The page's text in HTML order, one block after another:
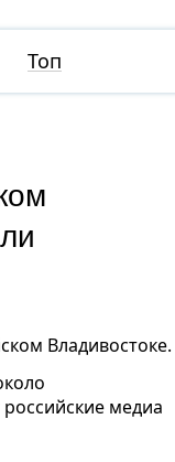
Топ
Владивостоке.
медиа